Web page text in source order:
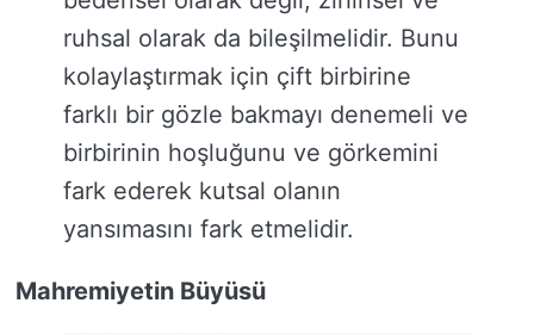
ruhsal olarak da bileşilmelidir. Bunu
kolaylaştırmak için çift birbirine
farklı bir gözle bakmayı denemeli ve
birbirinin hoşluğunu ve görkemini
fark ederek kutsal olanın
yansımasını fark etmelidir.
Mahremiyetin Büyüsü